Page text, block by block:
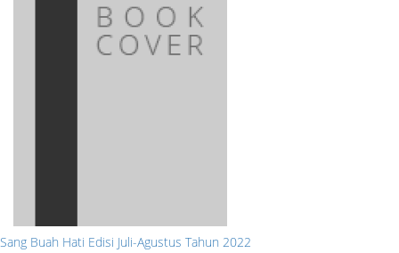
Sang Buah Hati Edisi Juli-Agustus Tahun 2022